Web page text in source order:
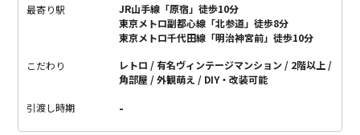
最寄り駅
JR山手線「原宿」徒歩10分
東京メトロ副都心線「北参道」徒歩8分
東京メトロ千代田線「明治神宮前」徒歩10分
こだわり レトロ 有名ヴィンテージマンション
2階以上
角部屋
外観萌え DIY・改装可能
引渡し時期 -